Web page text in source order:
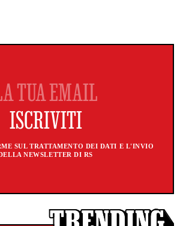
SUL TRATTAMENTO DEI DATI E L'INVIO
NEWSLETTER DI RS